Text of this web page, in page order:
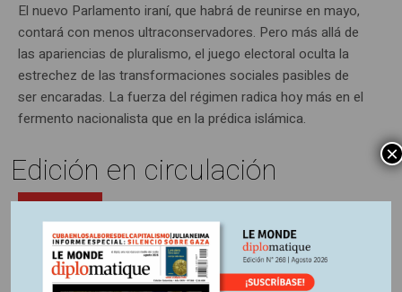
El nuevo Parlamento iraní, que habrá de reunirse en mayo,
contará con menos ultraconservadores. Pero más allá de
las apariencias de pluralismo, el juego electoral oculta la
estrechez de las transformaciones sociales pasibles de
ser encaradas. La fuerza del régimen radica hoy más en el
fermento nacionalista que en la prédica islámica.
13 mayo, 2016
Escrito por:
Artículos impresos N°155
Edición en circulación ×